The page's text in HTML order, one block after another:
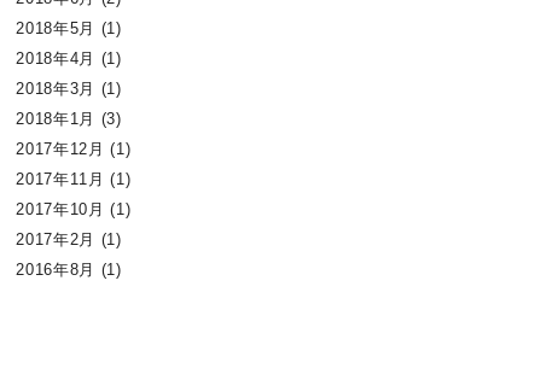
2018年5月 (1)
2018年4月 (1)
2018年3月 (1)
2018年1月 (3)
2017年12月 (1)
2017年11月 (1)
2017年10月 (1)
2017年2月 (1)
2016年8月 (1)